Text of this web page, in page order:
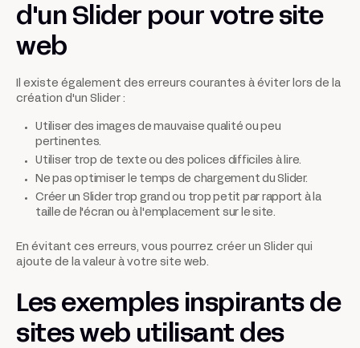
d'un Slider pour votre site
web
Il existe également des erreurs courantes à éviter lors de la
création d'un Slider :
Utiliser des images de mauvaise qualité ou peu
pertinentes.
Utiliser trop de texte ou des polices difficiles à lire.
Ne pas optimiser le temps de chargement du Slider.
Créer un Slider trop grand ou trop petit par rapport à la
taille de l'écran ou à l'emplacement sur le site.
En évitant ces erreurs, vous pourrez créer un Slider qui
ajoute de la valeur à votre site web.
Les exemples inspirants de
sites web utilisant des